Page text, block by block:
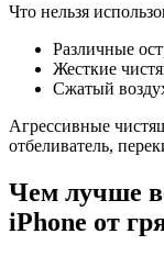
Что нельзя
Различные
Жесткие
Сжатый
Агрессивные
отбеливатель,
Чем лучше
iPhone от